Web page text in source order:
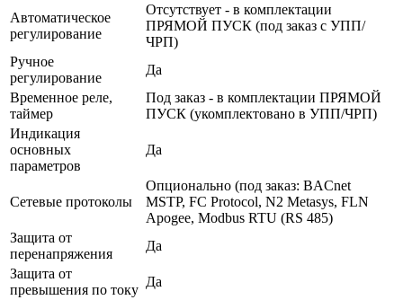
Автоматическое
регулирование
Отсутствует - в комплектации
ПРЯМОЙ ПУСК (под заказ с УПП/
ЧРП)
Ручное
регулирование
Да
Временное реле,
таймер
Под заказ - в комплектации ПРЯМОЙ
ПУСК (укомплектовано в УПП/ЧРП)
Индикация
основных
параметров
Да
Сетевые протоколы
Опционально (под заказ: BACnet
MSTP, FC Protocol, N2 Metasys, FLN
Apogee, Modbus RTU (RS 485)
Защита от
перенапряжения
Да
Защита от
превышения по току
Да